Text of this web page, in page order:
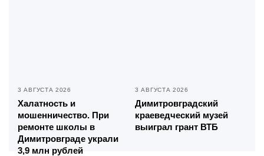
3 АВГУСТА 2026
Халатность и
мошенничество. При
ремонте школы в
Димитровграде украли
3,9 млн рублей
3 АВГУСТА 2026
Димитровградский
краеведческий музей
выиграл грант ВТБ